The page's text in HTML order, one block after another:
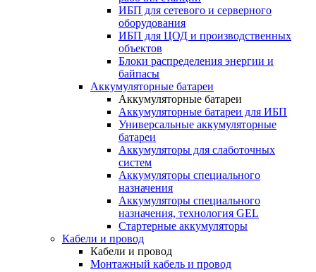
ИБП для сетевого и серверного
оборудования
ИБП для ЦОД и производственных
объектов
Блоки распределения энергии и
байпасы
Аккумуляторные батареи
Аккумуляторные батареи
Аккумуляторные батареи для ИБП
Универсальные аккумуляторные
батареи
Аккумуляторы для слаботочных
систем
Аккумуляторы специального
назначения
Аккумуляторы специального
назначения, технология GEL
Стартерные аккумуляторы
Кабели и провод
Кабели и провод
Монтажный кабель и провод